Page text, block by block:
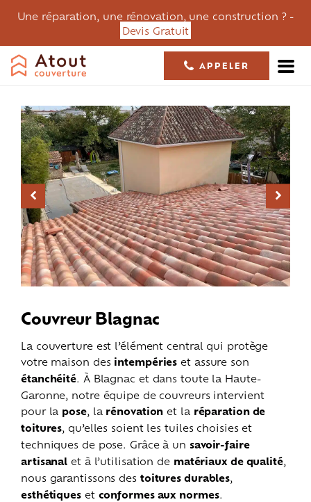
Une réparation, une rénovation, une construction ? -
Devis Gratuit
05 61 36 23 68
APPELER
Couvreur Blagnac
La couverture est l’élément central qui protège
votre maison des intempéries et assure son
étanchéité. À Blagnac et dans toute la Haute-
Garonne, notre équipe de couvreurs intervient
pour la pose, la rénovation et la réparation de
toitures, qu’elles soient les tuiles choisies et
techniques de pose. Grâce à un savoir-faire
artisanal et à l’utilisation de matériaux de qualité,
nous garantissons des toitures durables,
esthétiqueset conformes aux normes.